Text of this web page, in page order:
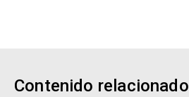
Contenido relacionado